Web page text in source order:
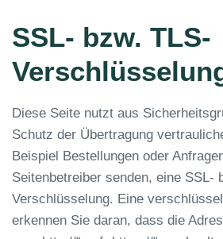
SSL- bzw. TLS-
Diese Seite nutzt aus
Schutz der Übertragung
Beispiel Bestellungen oder
Seitenbetreiber senden, eine SSL-
Verschlüsselung. Eine
erkennen Sie daran, dass die